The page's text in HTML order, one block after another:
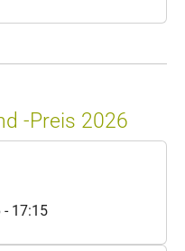
-Preis 2026
- 17:15